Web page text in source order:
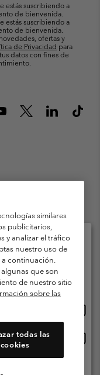
estás suscribiendo a
de bienvenida.
estás suscribiendo a
de bienvenida.
ofertas y
de Privacidad para
datos con fines de
Usuarios
a 18:00
similares
publicitarios,
y analizar el tráfico
nuestro uso de
a continuación.
que son
de nuestro sitio
sobre las
todas las
cookies
envío
línea